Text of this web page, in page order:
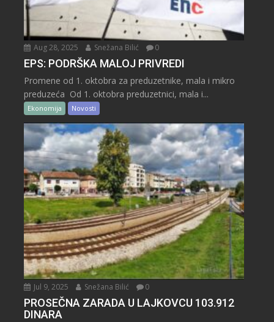
Aug 28, 2025 Snežana Bilić 0
EPS: PODRŠKA MALOJ PRIVREDI
Promene od 1. oktobra za preduzetnike, mala i mikro
preduzeća Od 1. oktobra preduzetnici, mala i...
Ekonomija Novosti
Jul 9, 2025 Snežana Bilić 0
PROSEČNA ZARADA U LAJKOVCU 103.912
DINARA